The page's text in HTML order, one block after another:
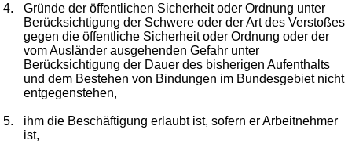
4.
Gründe der öffentlichen Sicherheit oder Ordnung unter
Berücksichtigung der Schwere oder der Art des Verstoßes
gegen die öffentliche Sicherheit oder Ordnung oder der
vom Ausländer ausgehenden Gefahr unter
Berücksichtigung der Dauer des bisherigen Aufenthalts
und dem Bestehen von Bindungen im Bundesgebiet nicht
entgegenstehen,
5.
ihm die Beschäftigung erlaubt ist, sofern er Arbeitnehmer
ist,